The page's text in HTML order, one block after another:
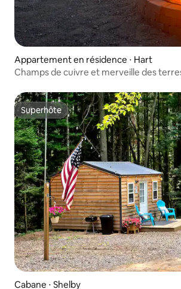
Appartement en résidence ⋅ Hart
Champs de cuivre et merveille des
Superhôte
Superhôte
Cabane ⋅ Shelby